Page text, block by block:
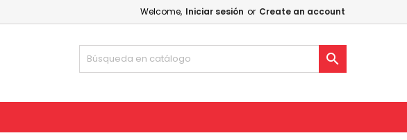
Welcome, Iniciar sesión or Create an account
